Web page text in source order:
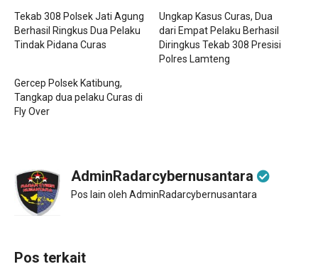
Tekab 308 Polsek Jati Agung
Berhasil Ringkus Dua Pelaku
Tindak Pidana Curas
Ungkap Kasus Curas, Dua
dari Empat Pelaku Berhasil
Diringkus Tekab 308 Presisi
Polres Lamteng
Gercep Polsek Katibung,
Tangkap dua pelaku Curas di
Fly Over
AdminRadarcybernusantara
Pos lain oleh AdminRadarcybernusantara
Pos terkait